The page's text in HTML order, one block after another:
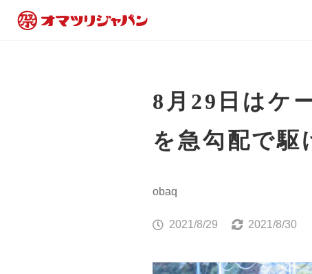
8月29日はケ
を急勾配で駆
obaq
2021/8/29 2021/8/30